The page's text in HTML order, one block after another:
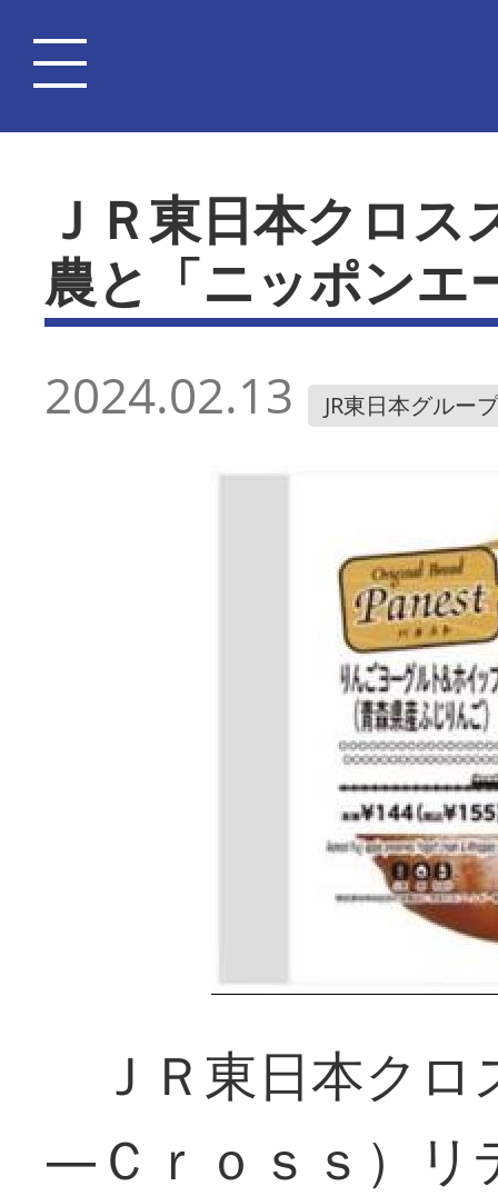
ＪＲ東日本クロ
農と「ニッポンエ
2024.02.13 JR東日本グループ
ＪＲ東日本クロ
―Ｃｒｏｓｓ）リ